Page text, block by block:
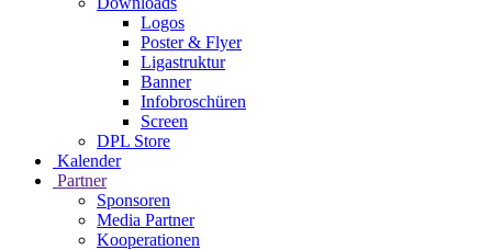
Logos
Poster & Flyer
Ligastruktur
Banner
Infobroschüren
Screen
DPL Store
Kalender
Partner
Sponsoren
Media Partner
Kooperationen